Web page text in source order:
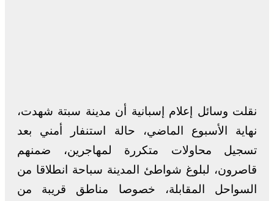
نقلت وسائل إعلام إسبانية أن مدينة سبتة شهدت،
نهاية الأسبوع الماضي، حالة استنفار أمني بعد
تسجيل محاولات متكررة لمهاجرين، ضمنهم
قاصرون، لبلوغ شواطئ المدينة سباحة انطلاقا من
السواحل المقابلة، خصوصا مناطق قريبة من